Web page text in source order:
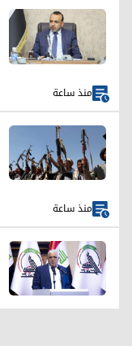
منذ ساعة
منذ ساعة